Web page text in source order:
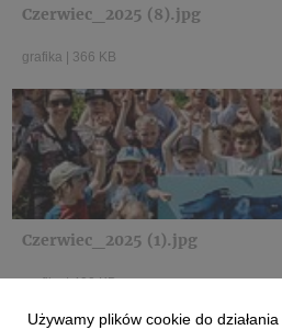
Czerwiec_2025 (8).jpg
grafika 366 KB
Czerwiec_2025 (1).jpg
grafika|400 KB
Używamy plików cookie do